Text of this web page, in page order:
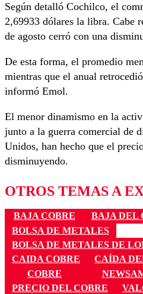
Según detalló Cochilco, el
2,69933 dólares la libra. Cabe
de agosto cerró con una
De esta forma, el promedio
mientras que el anual
informó Emol.
El menor dinamismo en la
junto a la guerra comercial de
Unidos, han hecho que el
disminuyendo.
OTROS TEMAS A
BAJA COBRE
BAJA DEL
BOLSA DE METALES
BOLSA DE METALES DE
CAIDA COBRE
CAÍDA
COBRE
PRECIO DEL COBRE